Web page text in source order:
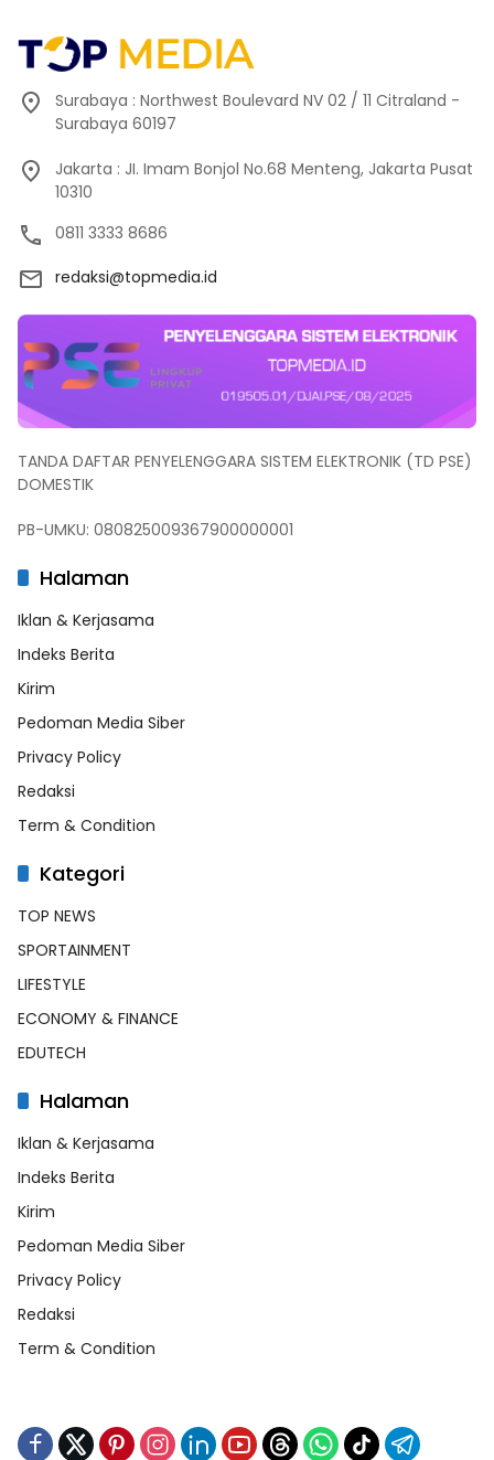
Surabaya : Northwest Boulevard NV 02 / 11 Citraland -
Surabaya 60197
Jakarta : JI. Imam Bonjol No.68 Menteng, Jakarta Pusat
10310
0811 3333 8686
redaksi@topmedia.id
TANDA DAFTAR PENYELENGGARA SISTEM ELEKTRONIK (TD PSE)
DOMESTIK
PB-UMKU: 080825009367900000001
Halaman
Iklan & Kerjasama
Indeks Berita
Kirim
Pedoman Media Siber
Privacy Policy
Redaksi
Term & Condition
Kategori
TOP NEWS
SPORTAINMENT
LIFESTYLE
ECONOMY & FINANCE
EDUTECH
Halaman
Iklan & Kerjasama
Indeks Berita
Kirim
Pedoman Media Siber
Privacy Policy
Redaksi
Term & Condition